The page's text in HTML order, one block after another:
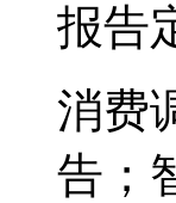
报告
消费
告；